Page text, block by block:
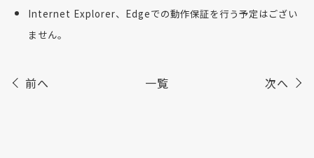
Internet Explorer、Edgeでの動作保証を行う予定はござい
ません。
前へ 一覧 次へ